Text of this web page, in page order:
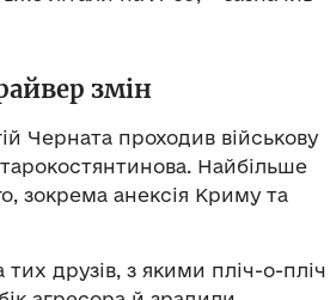
змін
Черната проходив військову
Найбільше
зокрема анексія Криму та
друзів, з якими пліч-о-пліч